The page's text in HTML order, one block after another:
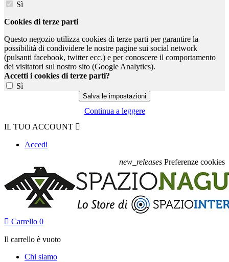
Sì
Cookies di terze parti
Questo negozio utilizza cookies di terze parti per garantire la
possibilità di condividere le nostre pagine sui social network
(pulsanti facebook, twitter ecc.) e per conoscere il comportamento
dei visitatori sul nostro sito (Google Analytics).
Accetti i cookies di terze parti?
Sì
Continua a leggere
IL TUO ACCOUNT 
Accedi
new_releases Preferenze cookies
 Carrello 0
Il carrello è vuoto
Chi siamo